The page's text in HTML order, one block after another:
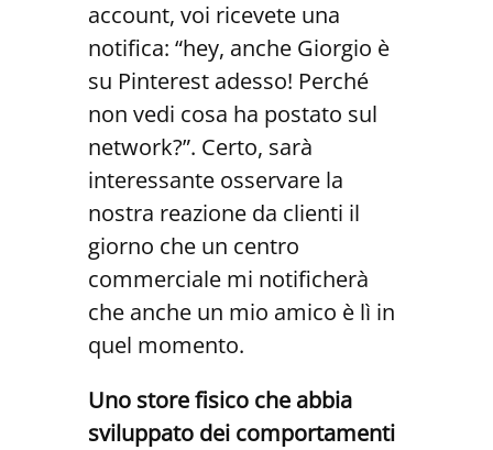
account, voi ricevete una
notifica: “hey, anche Giorgio è
su Pinterest adesso! Perché
non vedi cosa ha postato sul
network?”. Certo, sarà
interessante osservare la
nostra reazione da clienti il
giorno che un centro
commerciale mi notificherà
che anche un mio amico è lì in
quel momento.
Uno store fisico che abbia
sviluppato dei comportamenti